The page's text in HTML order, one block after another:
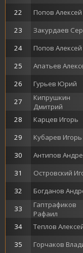
22
Попов Алексей
23
Закурдаев
24
Попов Алексей
25
Апатьев
26
Гурьев Юрий
27
Кипрушкин
Дмитрий
28
Карцев Игорь
29
Кубарев Игорь
30
Антипов
31
Островский
32
Богданов
33
Гаптрафиков
Рафаил
34
Теплов
35
Горчаков